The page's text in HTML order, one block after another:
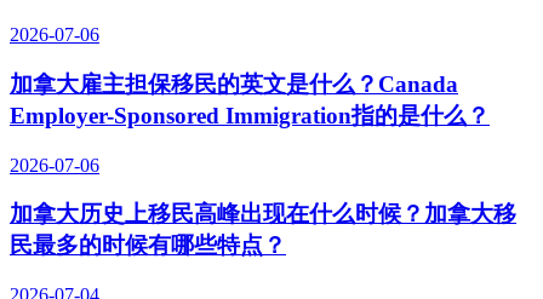
2026-07-06
加拿大雇主担保移民的英文是什么？Canada
Employer-Sponsored Immigration指的是什么？
2026-07-06
加拿大历史上移民高峰出现在什么时候？加拿大移
民最多的时候有哪些特点？